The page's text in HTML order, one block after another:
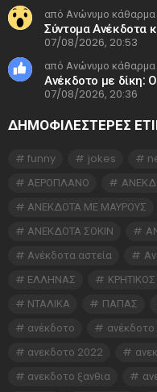
από Ανώνυμο
Σύντομα Ανέκδοτα
07/08/2026, 20:53
από Ανώνυμο
Ανέκδοτο με δίκη:
07/08/2026, 20:36
ΔΗΜΟΦΙΛΕΣΤΕΡΕΣ
funny jokes
ΑΕΡΟΠΛΑΝΟ
ΑΝΕΚΔΟΤΑ ΜΕ ΜΑΥΡΟΥΣ
ΑΝΕΚΔΟΤΑ ΣΟΚΙΝ
Ανέκδοτα αστεία
ΕΛΛΗΝΑΣ
ΚΡΗΤΙΚΟΣ
ΝΤΑΛΙΚΑ
ΠΑΠΑΣ
ανέκδοτο
ανεκδοτο 2022
ανεκδοτο ξανθια